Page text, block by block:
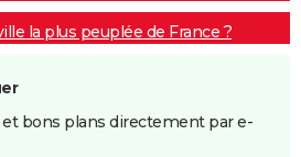
la plus peuplée de France ?
et bons plans directement par e-